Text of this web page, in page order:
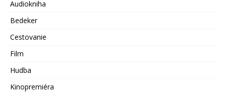
Audiokniha
Bedeker
Cestovanie
Film
Hudba
Kinopremiéra